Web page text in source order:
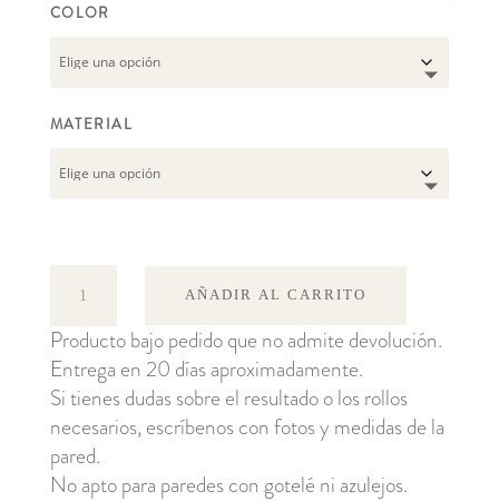
COLOR
MATERIAL
AÑADIR AL CARRITO
Producto bajo pedido que no admite devolución.
Entrega en 20 días aproximadamente.
Si tienes dudas sobre el resultado o los rollos
necesarios, escríbenos con fotos y medidas de la
pared.
No apto para paredes con gotelé ni azulejos.